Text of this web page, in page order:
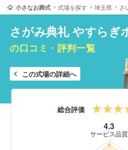
小さなお葬式 式場を探す 埼玉県 さ
さがみ典礼 やすらぎ
の口コミ・評判一覧
この式場の詳細へ
総合評価
4.3
サービス品質